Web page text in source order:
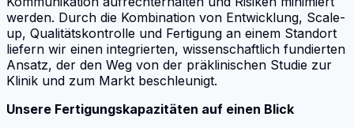
werden. Durch die Kombination von Entwicklung, Scale-
up, Qualitätskontrolle und Fertigung an einem Standort
liefern wir einen integrierten, wissenschaftlich fundierten
Ansatz, der den Weg von der präklinischen Studie zur
Klinik und zum Markt beschleunigt.
Unsere Fertigungskapazitäten auf einen Blick